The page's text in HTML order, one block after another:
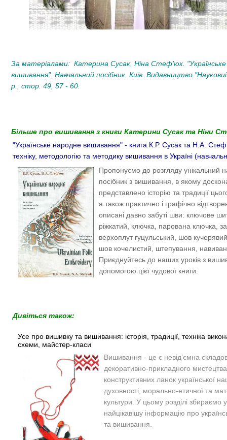
За матеріалами: Катерина Сусак, Ніна Стеф’юк.
вишивання". Навчальний посібник. Київ. Видавництво
р., стор. 49, 57 - 60.
Більше про вишивання з книги Катерини Сусак та Ніни
"Українське народне вишивання" - книга К.Р. Сусак та Н.А.
техніку, методологію та методику вишивання в Україні
Пропонуємо до розгляду унікальний
посібник з вишивання, в якому
представлено історію та традиції
а також практично і графічно
описані давно забуті шви: ключове
ріжкатий, ключка, парована ключка,
верхоплут гуцульський, шов
шов кочелистий, штепування,
Приєднуйтесь до наших уроків з
допомогою цієї чудової книги.
Дивіться також:
Усе про вишивку та вишивання: історія, традиції, техніка
схеми, майстер-класи
Вишивання - це є невід’ємна
декоративно-прикладного
конструктивних ланок української
духовності, морально-етичної та
культури. У цьому розділі збираємо
найцікавішу інформацію про
та вишивання.